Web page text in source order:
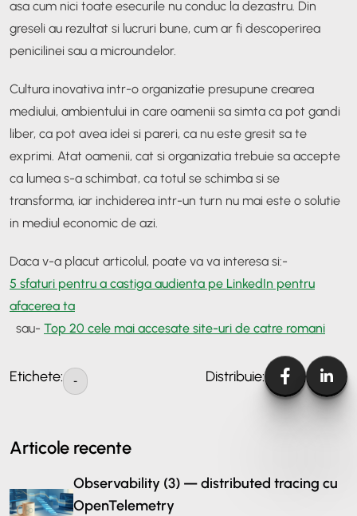
asa cum nici toate esecurile nu conduc la dezastru. Din
greseli au rezultat si lucruri bune, cum ar fi descoperirea
penicilinei sau a microundelor.
Cultura inovativa intr-o organizatie presupune crearea
mediului, ambientului in care oamenii sa simta ca pot gandi
liber, ca pot avea idei si pareri, ca nu este gresit sa te
exprimi. Atat oamenii, cat si organizatia trebuie sa accepte
ca lumea s-a schimbat, ca totul se schimba si se
transforma, iar inchiderea intr-un turn nu mai este o solutie
in mediul economic de azi.
Daca v-a placut articolul, poate va va interesa si:-
5 sfaturi pentru a castiga audienta pe LinkedIn pentru
afacerea ta
sau- Top 20 cele mai accesate site-uri de catre romani
Etichete: - Distribuie:
Articole recente
Observability (3) — distributed tracing cu
OpenTelemetry